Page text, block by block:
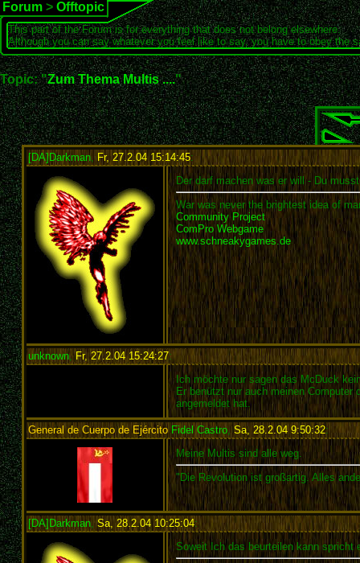
Forum > Offtopic
This part of the Forum is for everything that does not belong elsewhere.
Although you can say whatever you feel like to say, you have to obey the
Topic: "Zum Thema Multis ...."
[DA]Darkman, Fr, 27.2.04 15:14:45:
Der darf machen was er will - Du
War was never the brightest idea of
Community Project
ComPro Webgame
www.schneakygames.de
unknown,Fr, 27.2.04 15:24:27:
Ich möchte nur sagen das McDuck
Er benützt nur auch meinen
angemeldet hat.
General de Cuerpo de EjércitoFidel Castro,Sa, 28.2.04 9:50:32:
Meine Multis sind alle weg.
"Die Revolution ist großartig. Alles
[DA]Darkman, Sa, 28.2.04 10:25:04:
Soweit Ich das beurteilen kann spricht